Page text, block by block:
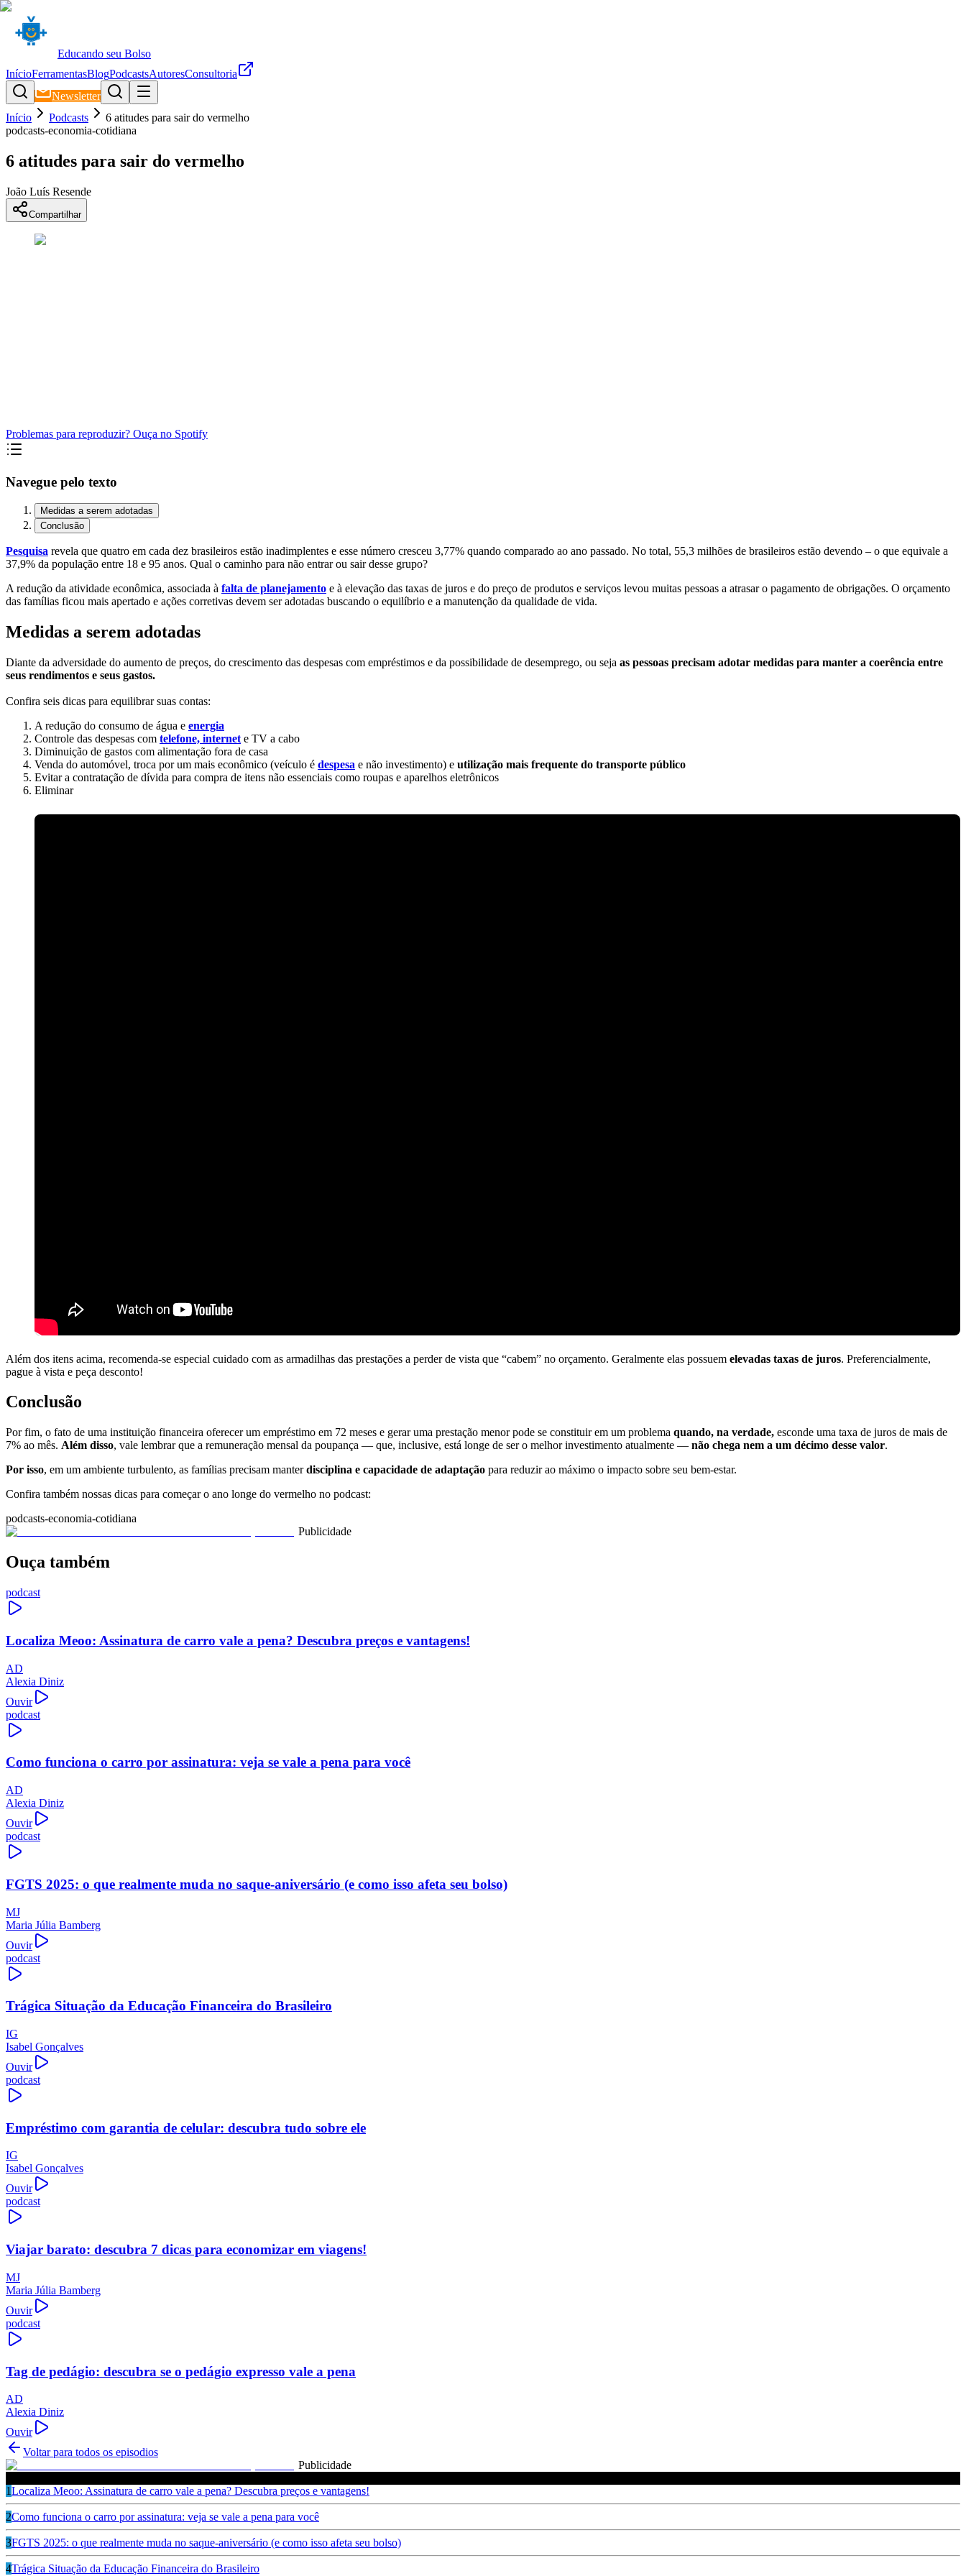
Educando seu Bolso
InícioFerramentasBlogPodcastsAutoresConsultoria
Newsletter
Início
Podcasts
6 atitudes para sair do vermelho
podcasts-economia-cotidiana
6 atitudes para sair do vermelho
João Luís Resende
Compartilhar
Problemas para reproduzir? Ouça no Spotify
Navegue pelo texto
Medidas a serem adotadas
Conclusão
Pesquisa revela que quatro em cada dez brasileiros estão inadimplentes e esse número cresceu 3,77% quando comparado ao ano passado. No total, 55,3 milhões de brasileiros estão devendo – o que equivale a
37,9% da população entre 18 e 95 anos. Qual o caminho para não entrar ou sair desse grupo?
A redução da atividade econômica, associada à falta de planejamento e à elevação das taxas de juros e do preço de produtos e serviços levou muitas pessoas a atrasar o pagamento de obrigações. O orçamento
das famílias ficou mais apertado e ações corretivas devem ser adotadas buscando o equilíbrio e a manutenção da qualidade de vida.
Medidas a serem adotadas
Diante da adversidade do aumento de preços, do crescimento das despesas com empréstimos e da possibilidade de desemprego, ou seja as pessoas precisam adotar medidas para manter a coerência entre
seus rendimentos e seus gastos.
Confira seis dicas para equilibrar suas contas:
A redução do consumo de água e energia
Controle das despesas com telefone, internet e TV a cabo
Diminuição de gastos com alimentação fora de casa
Venda do automóvel, troca por um mais econômico (veículo é despesa e não investimento) e utilização mais frequente do transporte público
Evitar a contratação de dívida para compra de itens não essenciais como roupas e aparelhos eletrônicos
Eliminar
Além dos itens acima, recomenda-se especial cuidado com as armadilhas das prestações a perder de vista que “cabem” no orçamento. Geralmente elas possuem elevadas taxas de juros. Preferencialmente,
pague à vista e peça desconto!
Conclusão
Por fim, o fato de uma instituição financeira oferecer um empréstimo em 72 meses e gerar uma prestação menor pode se constituir em um problema quando, na verdade, esconde uma taxa de juros de mais de
7% ao mês. Além disso, vale lembrar que a remuneração mensal da poupança — que, inclusive, está longe de ser o melhor investimento atualmente — não chega nem a um décimo desse valor.
Por isso, em um ambiente turbulento, as famílias precisam manterdisciplina e capacidade de adaptação para reduzir ao máximo o impacto sobre seu bem-estar.
Confira também nossas dicas para começar o ano longe do vermelho no podcast:
podcasts-economia-cotidiana
Publicidade
Ouça também
podcast
Localiza Meoo: Assinatura de carro vale a pena? Descubra preços e vantagens!
AD
Alexia Diniz
Ouvir
podcast
Como funciona o carro por assinatura: veja se vale a pena para você
AD
Alexia Diniz
Ouvir
podcast
FGTS 2025: o que realmente muda no saque-aniversário (e como isso afeta seu bolso)
MJ
Maria Júlia Bamberg
Ouvir
podcast
Trágica Situação da Educação Financeira do Brasileiro
IG
Isabel Gonçalves
Ouvir
podcast
Empréstimo com garantia de celular: descubra tudo sobre ele
IG
Isabel Gonçalves
Ouvir
podcast
Viajar barato: descubra 7 dicas para economizar em viagens!
MJ
Maria Júlia Bamberg
Ouvir
podcast
Tag de pedágio: descubra se o pedágio expresso vale a pena
AD
Alexia Diniz
Ouvir
Voltar para todos os episodios
Publicidade
1Localiza Meoo: Assinatura de carro vale a pena? Descubra preços e vantagens!
2Como funciona o carro por assinatura: veja se vale a pena para você
3FGTS 2025: o que realmente muda no saque-aniversário (e como isso afeta seu bolso)
4Trágica Situação da Educação Financeira do Brasileiro